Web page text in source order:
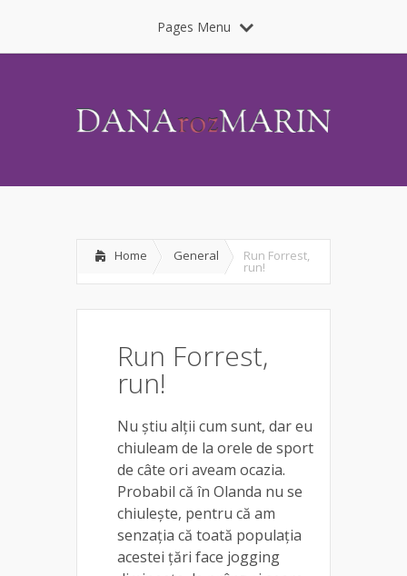
Pages Menu
Home General Run Forrest,
run!
Run Forrest,
run!
Nu știu alții cum sunt, dar eu
chiuleam de la orele de sport
de câte ori aveam ocazia.
Probabil că în Olanda nu se
chiulește, pentru că am
senzația că toată populația
acestei țări face jogging